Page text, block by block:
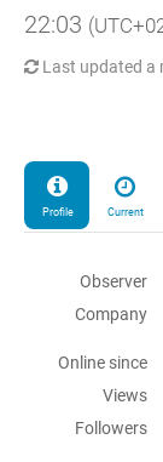
22:03
Last updated a
Profile Current
Observer
Company
Online since
Views
Followers